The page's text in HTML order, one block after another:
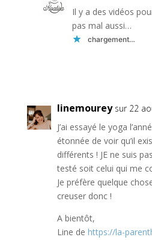
Il y a des vidéos
pas mal aussi…
chargement…
linemourey sur 22
J’ai essayé le yoga
étonnée de voir qu’il
différents ! JE ne suis
testé soit celui qui me
Je préfère quelque
creuser donc !
A bientôt,
Line de https://la-